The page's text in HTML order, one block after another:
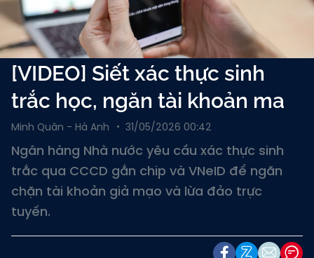
Video
[VIDEO] Siết xác thực sinh
trắc học, ngăn tài khoản ma
Minh Quân - Hà Anh 31/05/2026 00:42
Ngân hàng Nhà nước yêu cầu xác thực sinh
trắc qua CCCD gắn chip và VNeID để ngăn
chặn tài khoản giả mạo và lừa đảo trực
tuyến.